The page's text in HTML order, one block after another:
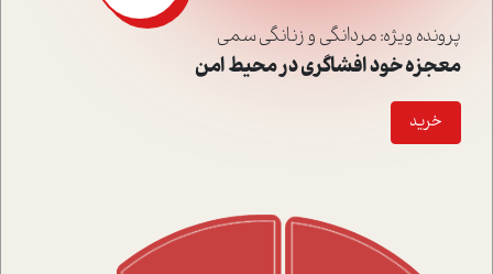
پرونده ویژه: مردانگی و زنانگی سمی
معجزه خود افشاگری در محیط امن
خريد